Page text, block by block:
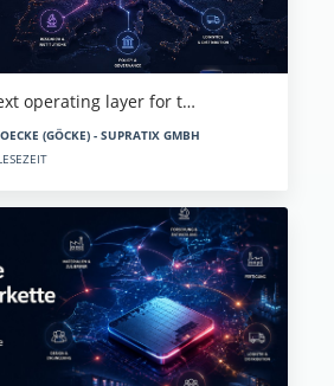
operating layer for t…
(GÖCKE) - SUPRATIX GMBH